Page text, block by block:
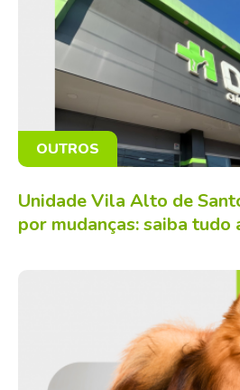
OUTROS
Unidade Vila Alto de
por mudanças: saiba tudo